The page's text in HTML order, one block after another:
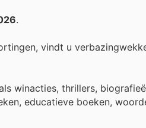
.
vindt u
winacties, thrillers,
educatieve boeken,